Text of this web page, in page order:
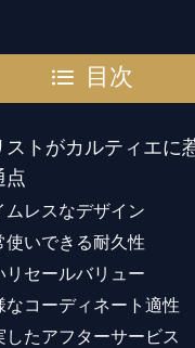
目次
ストがカルティエに
点
ムレスなデザイン
使いできる耐久性
リセールバリュー
なコーディネート適性
したアフターサービス